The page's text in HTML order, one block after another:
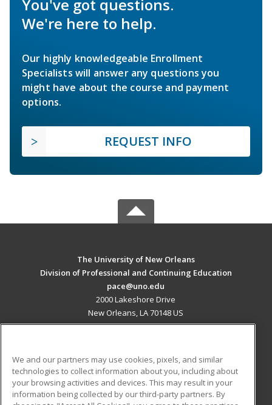
You've got questions.
We're here to help.
Our highly knowledgeable Enrollment
Specialists will answer any questions you
might have about the course and payment
options.
REQUEST INFO
The University of New Orleans
Division of Professional and Continuing Education
pace@uno.edu
2000 Lakeshore Drive
New Orleans, LA 70148 US
ADDITIONAL RESOURCES
Military
Student Blog
We and our partners may use cookies, pixels, and similar
technologies to collect information about you, including about
your browsing activities and devices. This may result in your
information being collected by our third-party partners. By